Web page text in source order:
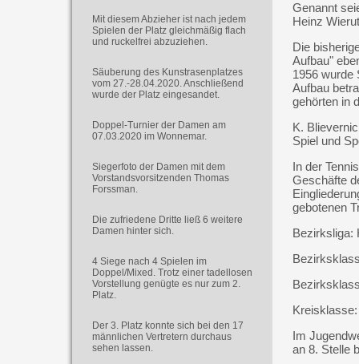
Mit diesem Abzieher ist nach jedem
Spielen der Platz gleichmäßig flach
und ruckelfrei abzuziehen.
Säuberung des Kunstrasenplatzes
vom 27.-28.04.2020. Anschließend
wurde der Platz eingesandet.
Doppel-Turnier der Damen am
07.03.2020 im Wonnemar.
Siegerfoto der Damen mit dem
Vorstandsvorsitzenden Thomas
Forssman.
Die zufriedene Dritte ließ 6 weitere
Damen hinter sich.
4 Siege nach 4 Spielen im
Doppel/Mixed. Trotz einer tadellosen
Vorstellung genügte es nur zum 2.
Platz.
Der 3. Platz konnte sich bei den 17
männlichen Vertretern durchaus
sehen lassen.
Genannt
Heinz
Die
Aufbau"
1956 wurde
Aufbau
gehörten in
K.
Spiel und
In der
Geschäfte
gebotenen
Bezirksliga:
Im
an 8. Stelle